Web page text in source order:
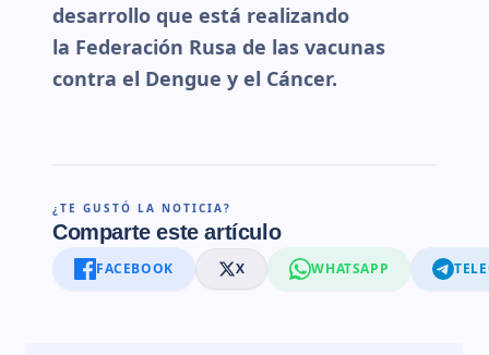
desarrollo que está realizando
la Federación Rusa de las vacunas
contra el Dengue y el Cáncer.
¿TE GUSTÓ LA NOTICIA?
Comparte este artículo
FACEBOOK X WHATSAPP